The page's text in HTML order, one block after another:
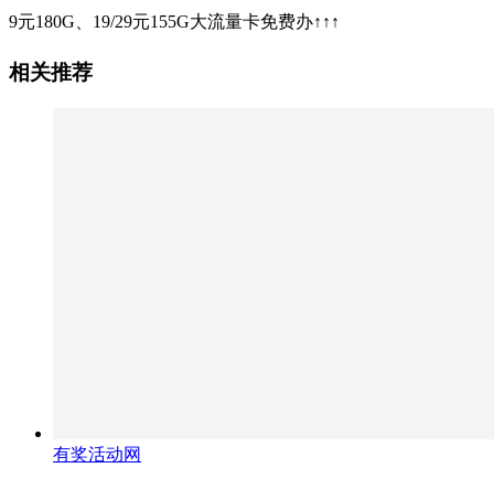
9元180G、19/29元155G大流量卡免费办↑↑↑
相关推荐
有奖活动网